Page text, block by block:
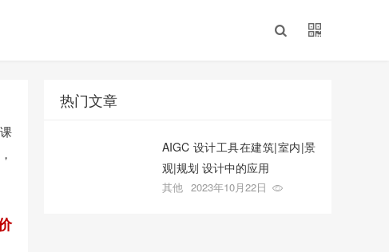
热门文章
AIGC 设计工具在建筑|室内|景
观|规划 设计中的应用
其他 2023年10月22日